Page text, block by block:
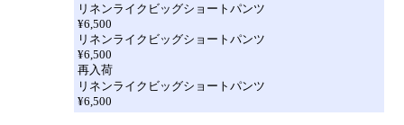
リネンライクビッグショートパンツ
¥6,500
リネンライクビッグショートパンツ
¥6,500
再入荷
リネンライクビッグショートパンツ
¥6,500